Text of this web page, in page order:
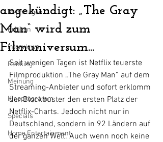
Reportagen
Kritiken
Interviews
Ranking
Meinung
Kinoprogramm
Specials
Home Entertainment
angekündigt: „The Gray
Man“ wird zum
Filmuniversum...
Seit wenigen Tagen ist Netflix teuerste
Filmproduktion „The Gray Man“ auf dem
Streaming-Anbieter und sofort erklomm
der Blockbuster den ersten Platz der
Netflix-Charts. Jedoch nicht nur in
Deutschland, sondern in 92 Ländern auf
der ganzen Welt. Auch wenn noch keine